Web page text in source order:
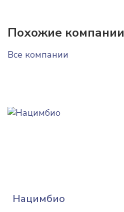
Похожие компании
Все компании
Нацимбио